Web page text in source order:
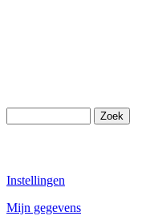
Instellingen
Mijn gegevens